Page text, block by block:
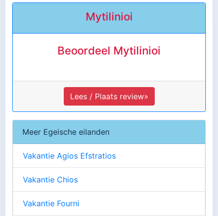
Mytilinioi
Beoordeel Mytilinioi
Lees / Plaats review»
Meer Egeische eilanden
Vakantie Agios Efstratios
Vakantie Chios
Vakantie Fourni